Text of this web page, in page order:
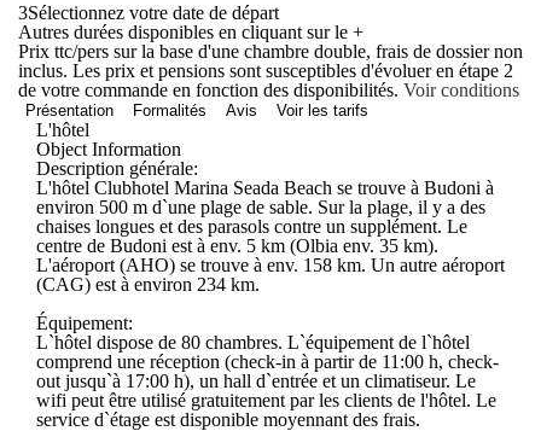
3Sélectionnez votre date de départ
Autres durées disponibles en cliquant sur le +
Prix ttc/pers sur la base d'une chambre double, frais de dossier non
inclus. Les prix et pensions sont susceptibles d'évoluer en étape 2
de votre commande en fonction des disponibilités. Voir conditions
Présentation Formalités Avis Voir les tarifs
L'hôtel
Object Information
Description générale:
L'hôtel Clubhotel Marina Seada Beach se trouve à Budoni à
environ 500 m d`une plage de sable. Sur la plage, il y a des
chaises longues et des parasols contre un supplément. Le
centre de Budoni est à env. 5 km (Olbia env. 35 km).
L'aéroport (AHO) se trouve à env. 158 km. Un autre aéroport
(CAG) est à environ 234 km.
Équipement:
L`hôtel dispose de 80 chambres. L`équipement de l`hôtel
comprend une réception (check-in à partir de 11:00 h, check-
out jusqu`à 17:00 h), un hall d`entrée et un climatiseur. Le
wifi peut être utilisé gratuitement par les clients de l'hôtel. Le
service d`étage est disponible moyennant des frais.